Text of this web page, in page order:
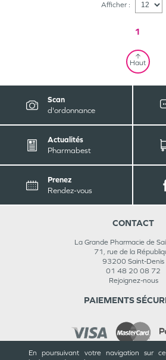
En poursuivant votre navigation sur
Afficher :
1
Haut
Scan
d'ordonnance
Actualités
Pharmabest
Prenez
Rendez-vous
CONTACT
La Grande Pharmacie de
71, rue de la
93200 Saint-Denis
01 48 20 08 72
Rejoignez-nous
PAIEMENTS